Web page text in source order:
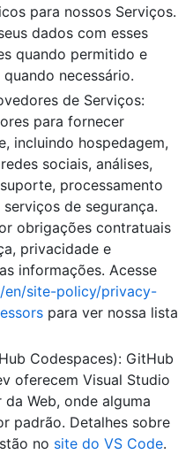
para nossos Serviços.
dados com esses
quando permitido e
necessário.
de Serviços:
para fornecer
incluindo hospedagem,
sociais, análises,
processamento
de segurança.
obrigações contratuais
privacidade e
informações. Acesse
en/site-policy/privacy-
para ver nossa lista
Codespaces): GitHub
oferecem Visual Studio
Web, onde alguma
padrão. Detalhes sobre
no site do VS Code.